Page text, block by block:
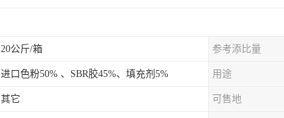
20公斤/箱 参考添比量
进口色粉50% 、SBR胶45%、填充剂5% 用途
其它 可售地